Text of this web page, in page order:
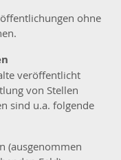
ohne
veröffentlicht
von Stellen
sind u.a. folgende
(ausgenommen